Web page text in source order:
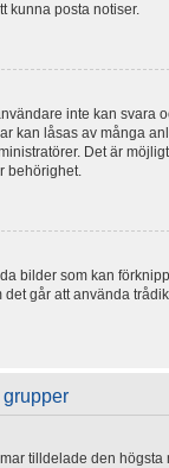
kunna posta notiser.
inte kan svara
kan låsas av många
Det är
behörighet.
bilder som kan
går att använda
tilldelade den